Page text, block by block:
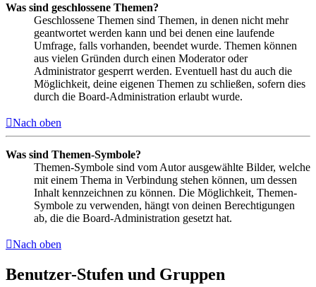
Was sind geschlossene Themen?
Geschlossene Themen sind Themen, in denen nicht mehr
geantwortet werden kann und bei denen eine laufende
Umfrage, falls vorhanden, beendet wurde. Themen können
aus vielen Gründen durch einen Moderator oder
Administrator gesperrt werden. Eventuell hast du auch die
Möglichkeit, deine eigenen Themen zu schließen, sofern dies
durch die Board-Administration erlaubt wurde.
Nach oben
Was sind Themen-Symbole?
Themen-Symbole sind vom Autor ausgewählte Bilder, welche
mit einem Thema in Verbindung stehen können, um dessen
Inhalt kennzeichnen zu können. Die Möglichkeit, Themen-
Symbole zu verwenden, hängt von deinen Berechtigungen
ab, die die Board-Administration gesetzt hat.
Nach oben
Benutzer-Stufen und Gruppen